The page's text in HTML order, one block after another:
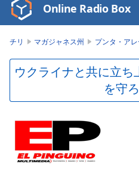
Video
Player
Play
Video
Skip
Forward
Mute
Current
Online Radio Box
チリ マガジャネス州 プンタ・ア
ウクライナと共に立
を守